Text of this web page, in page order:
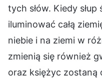
tych słów. Kiedy
iluminować całą
niebie i na ziemi w
zmienią się również
oraz księżyc zostaną